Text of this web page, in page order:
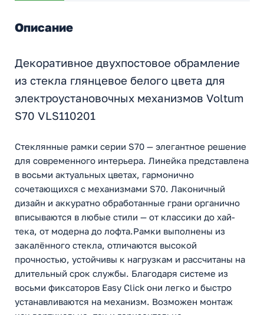
Описание
Декоративное двухпостовое обрамление
из стекла глянцевое белого цвета для
электроустановочных механизмов Voltum
S70 VLS110201
Стеклянные рамки серии S70 — элегантное решение
для современного интерьера. Линейка представлена
в восьми актуальных цветах, гармонично
сочетающихся с механизмами S70. Лаконичный
дизайн и аккуратно обработанные грани органично
вписываются в любые стили — от классики до хай-
тека, от модерна до лофта.Рамки выполнены из
закалённого стекла, отличаются высокой
прочностью, устойчивы к нагрузкам и рассчитаны на
длительный срок службы. Благодаря системе из
восьми фиксаторов Easy Click они легко и быстро
устанавливаются на механизм. Возможен монтаж